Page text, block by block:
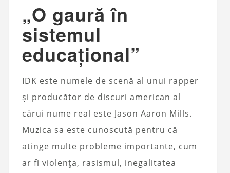
„O gaură în
sistemul
educațional”
IDK este numele de scenă al unui rapper
și producător de discuri american al
cărui nume real este Jason Aaron Mills.
Muzica sa este cunoscută pentru că
atinge multe probleme importante, cum
ar fi violența, rasismul, inegalitatea